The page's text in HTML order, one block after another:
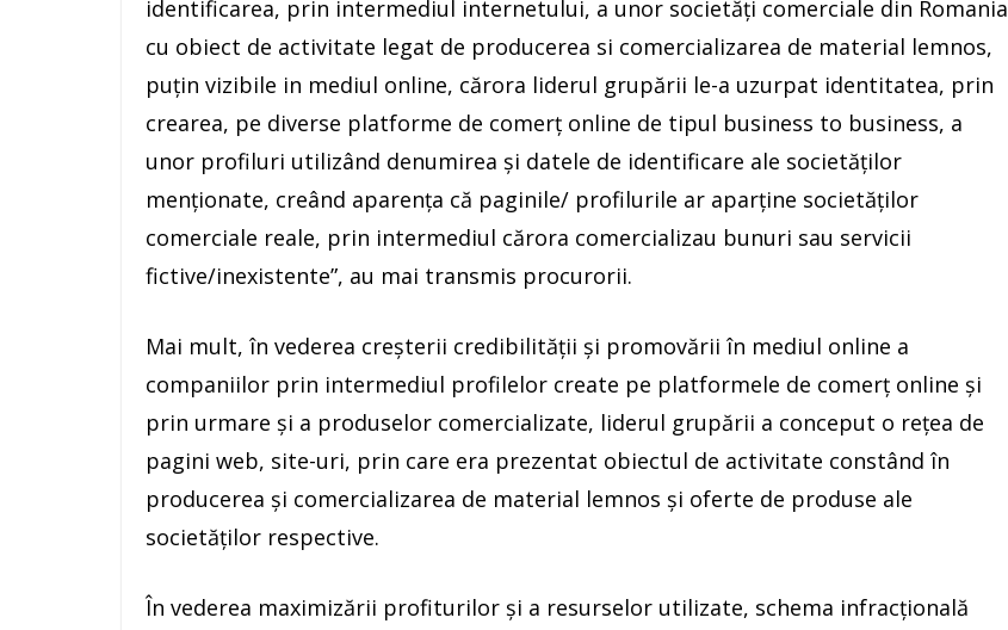
identificarea, prin intermediul internetului, a unor societăţi comerciale din Romania
cu obiect de activitate legat de producerea si comercializarea de material lemnos,
puţin vizibile in mediul online, cărora liderul grupării le-a uzurpat identitatea, prin
crearea, pe diverse platforme de comerţ online de tipul business to business, a
unor profiluri utilizând denumirea şi datele de identificare ale societăţilor
menţionate, creând aparenţa că paginile/ profilurile ar aparţine societăţilor
comerciale reale, prin intermediul cărora comercializau bunuri sau servicii
fictive/inexistente”, au mai transmis procurorii.
Mai mult, în vederea creşterii credibilităţii şi promovării în mediul online a
companiilor prin intermediul profilelor create pe platformele de comerţ online şi
prin urmare şi a produselor comercializate, liderul grupării a conceput o reţea de
pagini web, site-uri, prin care era prezentat obiectul de activitate constând în
producerea şi comercializarea de material lemnos şi oferte de produse ale
societăţilor respective.
În vederea maximizării profiturilor şi a resurselor utilizate, schema infracţională